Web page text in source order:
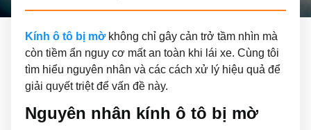
Kính ô tô bị mờkhông chỉ gây cản trở tầm nhìn mà
còn tiềm ẩn nguy cơ mất an toàn khi lái xe. Cùng tôi
tìm hiểu nguyên nhân và các cách xử lý hiệu quả để
giải quyết triệt để vấn đề này.
Nguyên nhân kính ô tô bị mờ